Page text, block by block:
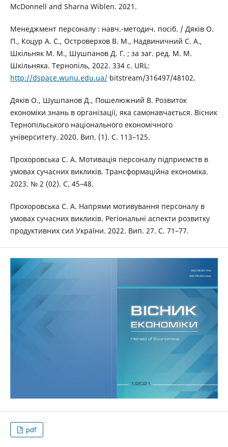
McDonnell and Sharna Wiblen. 2021.
Менеджмент персоналу : навч.-методич. посіб. / Дяків О.
П., Коцур А. С., Островерхов В. М., Надвиничний С. А.,
Шкільняк М. М., Шушпанов Д. Г. ; за заг. ред. М. М.
Шкільняка. Тернопіль, 2022. 334 с. URL:
http://dspace.wunu.edu.ua/bitstream/316497/48102.
Дяків О., Шушпанов Д., Пошелюжний В. Розвиток
економіки знань в організації, яка самонавчається. Вісник
Тернопільського національного економічного
університету. 2020. Вип. (1). C. 113–125.
Прохоровська С. А. Мотивація персоналу підприємств в
умовах сучасних викликів. Трансформаційна економіка.
2023. № 2 (02). С. 45–48.
Прохоровська С. А. Напрями мотивування персоналу в
умовах сучасних викликів. Регіональні аспекти розвитку
продуктивних сил України. 2022. Вип. 27. С. 71–77.
pdf